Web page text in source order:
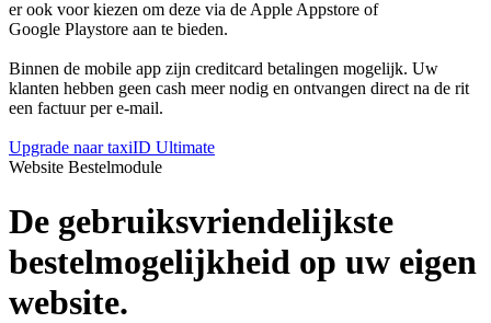
er ook voor kiezen om deze via de Apple Appstore of
Google Playstore aan te bieden.
Binnen de mobile app zijn creditcard betalingen mogelijk. Uw
klanten hebben geen cash meer nodig en ontvangen direct na de rit
een factuur per e-mail.
Upgrade naar taxiID Ultimate
Website Bestelmodule
De gebruiksvriendelijkste
bestelmogelijkheid op uw eigen
website.